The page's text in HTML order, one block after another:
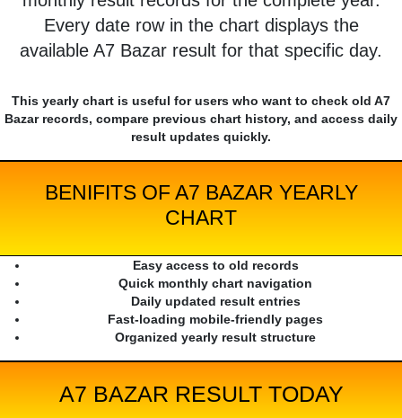
Every date row in the chart displays the
available A7 Bazar result for that specific day.
This yearly chart is useful for users who want to check old A7
Bazar records, compare previous chart history, and access daily
result updates quickly.
BENIFITS OF A7 BAZAR YEARLY
CHART
Easy access to old records
Quick monthly chart navigation
Daily updated result entries
Fast-loading mobile-friendly pages
Organized yearly result structure
A7 BAZAR RESULT TODAY